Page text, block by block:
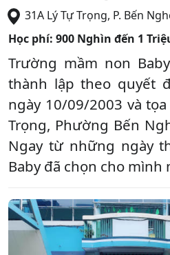
31A Lý Tự Trọng, P. Bến
Học phí: 900 Nghìn đến 1
Trường mầm non
thành lập theo quyết
ngày 10/09/2003 và
Trọng, Phường Bến
Ngay từ những ngày
Baby đã chọn cho mình